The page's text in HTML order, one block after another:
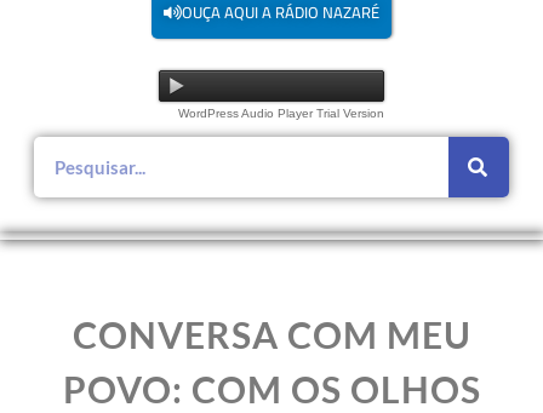
OUÇA AQUI A RÁDIO NAZARÉ
WordPress Audio Player Trial Version
CONVERSA COM MEU
POVO: COM OS OLHOS